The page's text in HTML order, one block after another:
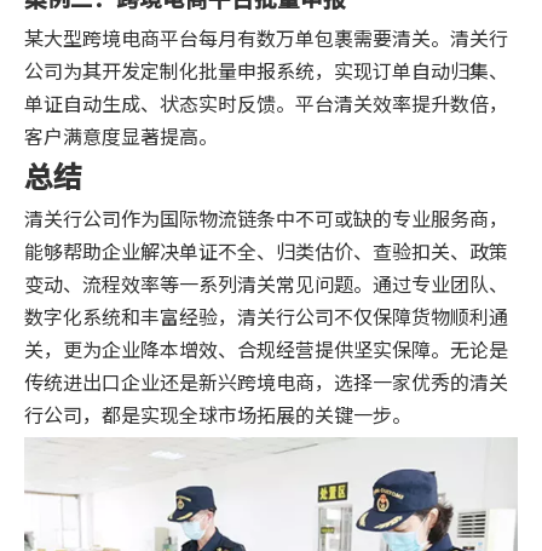
某大型跨境电商平台每月有数万单包裹需要清关。清关行
公司为其开发定制化批量申报系统，实现订单自动归集、
单证自动生成、状态实时反馈。平台清关效率提升数倍，
客户满意度显著提高。
总结
清关行公司作为国际物流链条中不可或缺的专业服务商，
能够帮助企业解决单证不全、归类估价、查验扣关、政策
变动、流程效率等一系列清关常见问题。通过专业团队、
数字化系统和丰富经验，清关行公司不仅保障货物顺利通
关，更为企业降本增效、合规经营提供坚实保障。无论是
传统进出口企业还是新兴跨境电商，选择一家优秀的清关
行公司，都是实现全球市场拓展的关键一步。